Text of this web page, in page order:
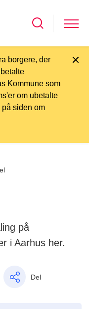
borgere, der
Kommune som
om ubetalte
siden om
på
i Aarhus her.
Del